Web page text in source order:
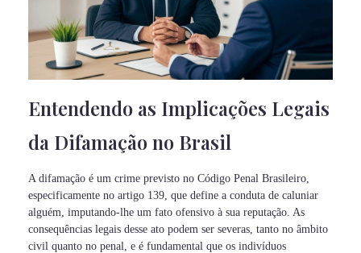
Entendendo as Implicações Legais
da Difamação no Brasil
A difamação é um crime previsto no Código Penal Brasileiro,
especificamente no artigo 139, que define a conduta de caluniar
alguém, imputando-lhe um fato ofensivo à sua reputação. As
consequências legais desse ato podem ser severas, tanto no âmbito
civil quanto no penal, e é fundamental que os indivíduos